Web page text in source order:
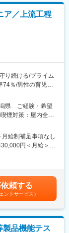
構造検討や部品配
アップします。試
など、設計プロセ
クトではチームで
輩やキャリア担当
力や、積極的に学
度も行っていませ
り添う風土と丁寧
専任担当が継続的
界へ技術領域を広
ど、多様な選択肢
に基づくアサイン
ア／上流工程
り続ける/プライム
74％/男性の育児・
きる開発の上流工
ットの開発(2)半導
システム・産業用
を展開していま
生涯雇用を誇りと
負・受託開発の際
ーム単位で行うた
の上で決定するた
い長期就業可能な
県 ご経験・希望
煙対策：屋内全面
給制補足事項なし
円＜月給＞
（33歳、マネージ
ネージャー、入社
考を通じて上下す
含めた表記です。
頼する
ントサービス）
製品機能テス